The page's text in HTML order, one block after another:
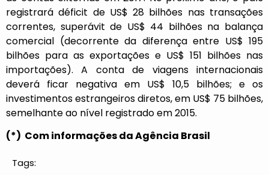
registrará déficit de US$ 28 bilhões nas transações
correntes, superávit de US$ 44 bilhões na balança
comercial (decorrente da diferença entre US$ 195
bilhões para as exportações e US$ 151 bilhões nas
importações). A conta de viagens internacionais
deverá ficar negativa em US$ 10,5 bilhões; e os
investimentos estrangeiros diretos, em US$ 75 bilhões,
semelhante ao nível registrado em 2015.
(*) Com informações da Agência Brasil
Tags: